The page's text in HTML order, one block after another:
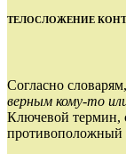
ТЕЛОСЛОЖЕНИЕ
Согласно
верным кому‑то
Ключевой термин,